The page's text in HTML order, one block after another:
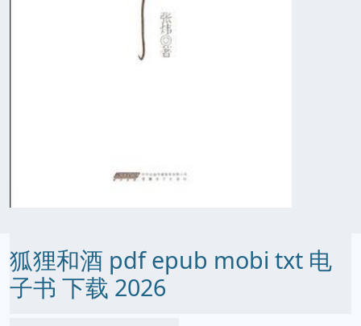
狐狸和酒 pdf epub mobi txt 电
子书 下载 2026